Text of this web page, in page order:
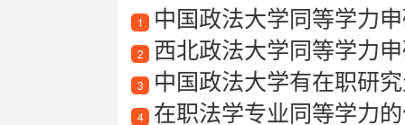
1 中国政法大学同等学力
2 西北政法大学同等学力
3 中国政法大学有在职研
4 在职法学专业同等学力